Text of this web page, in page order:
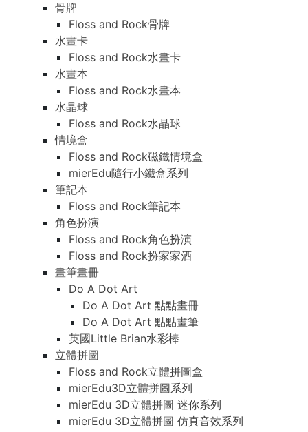
骨牌
Floss and Rock骨牌
水畫卡
Floss and Rock水畫卡
水畫本
Floss and Rock水畫本
水晶球
Floss and Rock水晶球
情境盒
Floss and Rock磁鐵情境盒
mierEdu隨行小鐵盒系列
筆記本
Floss and Rock筆記本
角色扮演
Floss and Rock角色扮演
Floss and Rock扮家家酒
畫筆畫冊
Do A Dot Art
Do A Dot Art 點點畫冊
Do A Dot Art 點點畫筆
英國Little Brian水彩棒
立體拼圖
Floss and Rock立體拼圖盒
mierEdu3D立體拼圖系列
mierEdu 3D立體拼圖 迷你系列
mierEdu 3D立體拼圖 仿真音效系列